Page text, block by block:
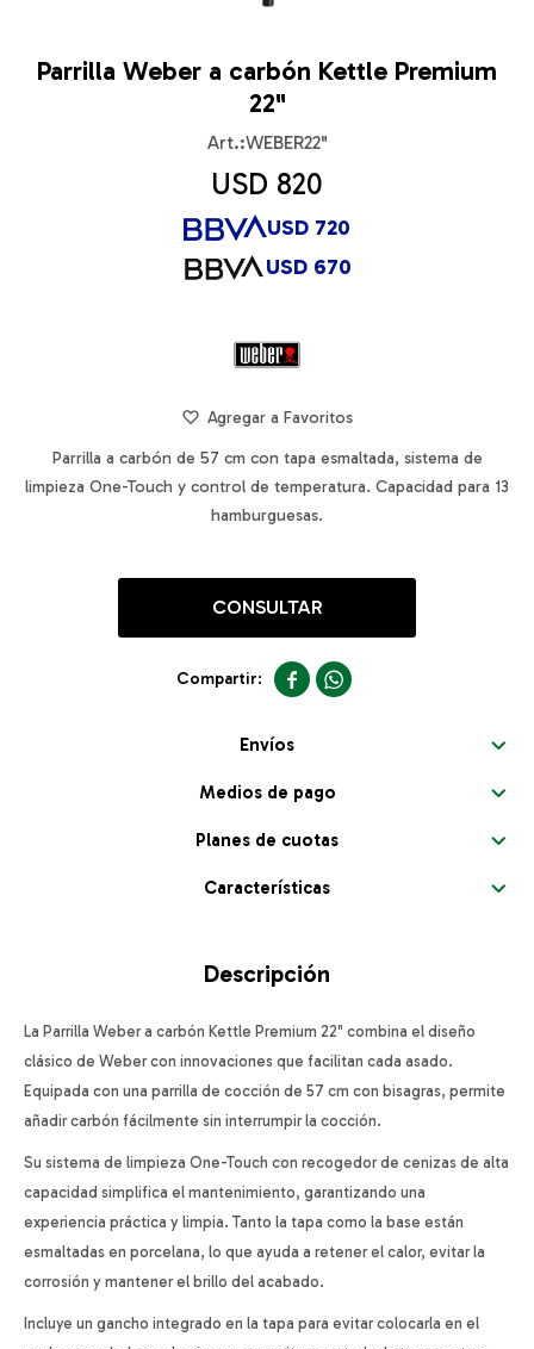
Parrilla Weber a carbón Kettle Premium
22"
WEBER22"
USD 820
USD 670
USD 720
Parrilla a carbón de 57 cm con tapa esmaltada, sistema de
limpieza One-Touch y control de temperatura. Capacidad para 13
hamburguesas.
CONSULTAR
 
Envíos
Medios de pago
Planes de cuotas
Características
Descripción
La Parrilla Weber a carbón Kettle Premium 22" combina el diseño
clásico de Weber con innovaciones que facilitan cada asado.
Equipada con una parrilla de cocción de 57 cm con bisagras, permite
añadir carbón fácilmente sin interrumpir la cocción.
Su sistema de limpieza One-Touch con recogedor de cenizas de alta
capacidad simplifica el mantenimiento, garantizando una
experiencia práctica y limpia. Tanto la tapa como la base están
esmaltadas en porcelana, lo que ayuda a retener el calor, evitar la
corrosión y mantener el brillo del acabado.
Incluye un gancho integrado en la tapa para evitar colocarla en el